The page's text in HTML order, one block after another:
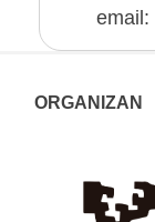
email:
ORGANIZAN